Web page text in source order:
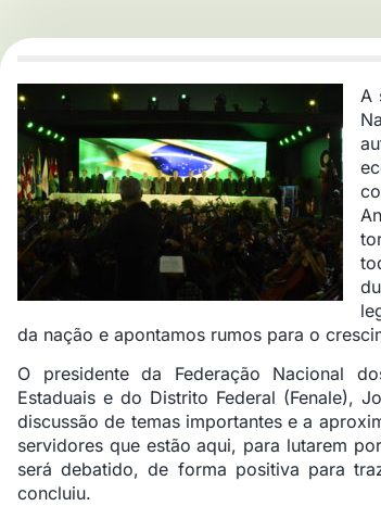
A
da nação e apontamos rumos para o
O presidente da Federação Nacional
Estaduais e do Distrito Federal (Fenale),
discussão de temas importantes e a
servidores que estão aqui, para lutarem
será debatido, de forma positiva para
concluiu.